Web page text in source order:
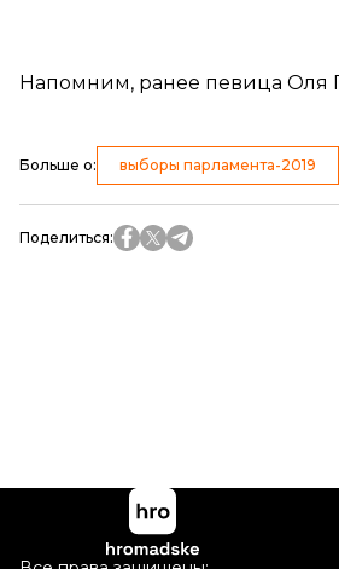
Напомним, ранее певица Оля
Больше о: выборы парламента-2019
Поделиться: